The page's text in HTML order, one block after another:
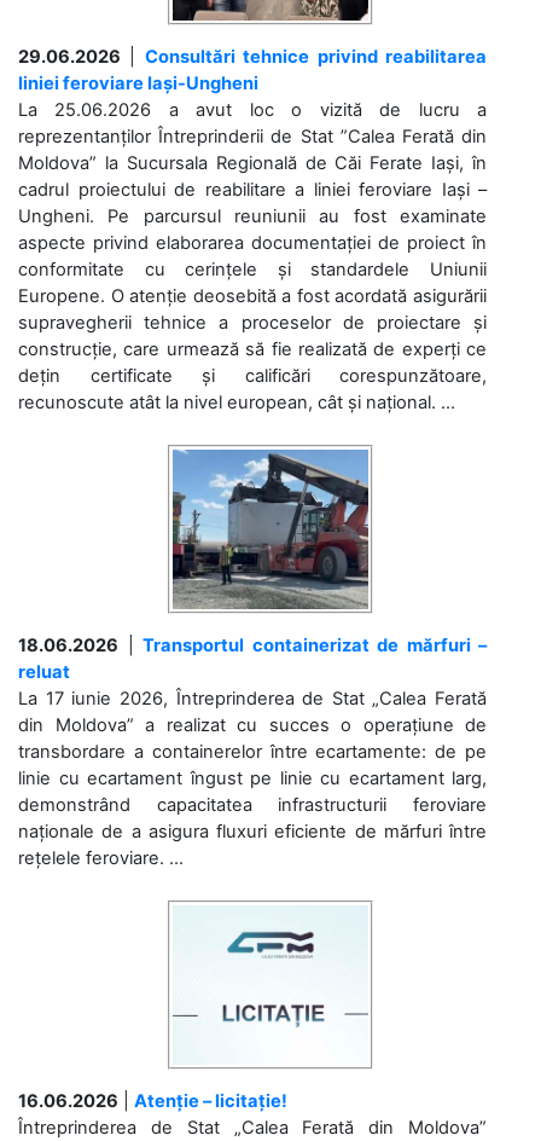
29.06.2026
Consultări tehnice privind reabilitarea
liniei feroviare Iași-Ungheni
La 25.06.2026 a avut loc o vizită de lucru a
reprezentanților Întreprinderii de Stat ”Calea Ferată din
Moldova” la Sucursala Regională de Căi Ferate Iași, în
cadrul proiectului de reabilitare a liniei feroviare Iași –
Ungheni. Pe parcursul reuniunii au fost examinate
aspecte privind elaborarea documentației de proiect în
conformitate cu cerințele și standardele Uniunii
Europene. O atenție deosebită a fost acordată asigurării
supravegherii tehnice a proceselor de proiectare și
construcție, care urmează să fie realizată de experți ce
dețin certificate și calificări corespunzătoare,
recunoscute atât la nivel european, cât și național. ...
18.06.2026
Transportul containerizat de mărfuri –
reluat
La 17 iunie 2026, Întreprinderea de Stat „Calea Ferată
din Moldova” a realizat cu succes o operațiune de
transbordare a containerelor între ecartamente: de pe
linie cu ecartament îngust pe linie cu ecartament larg,
demonstrând capacitatea infrastructurii feroviare
naționale de a asigura fluxuri eficiente de mărfuri între
rețelele feroviare. ...
16.06.2026
Atenție – licitație!
Întreprinderea de Stat „Calea Ferată din Moldova”